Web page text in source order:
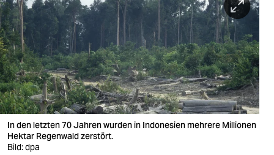
berlin
nord
wahrheit
verlag
verlag
veranstaltungen
In den letzten 70 Jahren wurden in Indonesien mehrere Millionen
Hektar Regenwald zerstört.
Bild: dpa